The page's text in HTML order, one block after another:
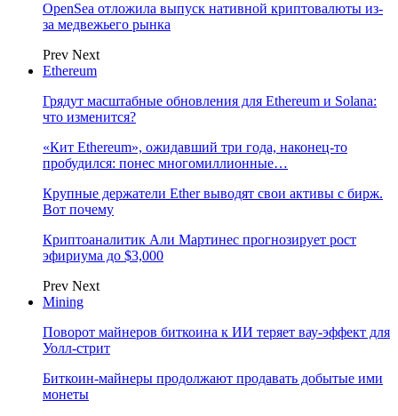
OpenSea отложила выпуск нативной криптовалюты из-
за медвежьего рынка
Prev Next
Ethereum
Грядут масштабные обновления для Ethereum и Solana:
что изменится?
«Кит Ethereum», ожидавший три года, наконец-то
пробудился: понес многомиллионные…
Крупные держатели Ether выводят свои активы с бирж.
Вот почему
Криптоаналитик Али Мартинес прогнозирует рост
эфириума до $3,000
Prev Next
Mining
Поворот майнеров биткоина к ИИ теряет вау-эффект для
Уолл-стрит
Биткоин-майнеры продолжают продавать добытые ими
монеты